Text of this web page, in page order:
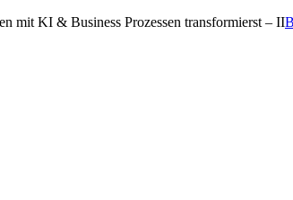
mit KI & Business Prozessen transformierst – II